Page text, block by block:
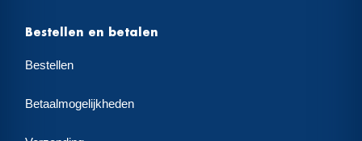
Bestellen en betalen
Bestellen
Betaalmogelijkheden